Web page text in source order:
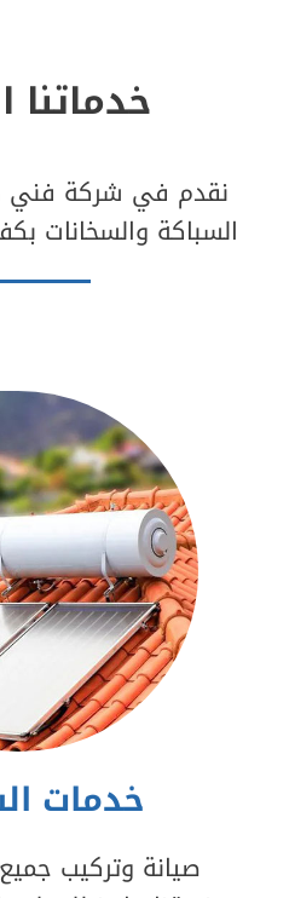
السالم
الكويت|
خدماتنا
نقدم في شركة
السباكة والسخانات
خدمات
صيانة وتركيب